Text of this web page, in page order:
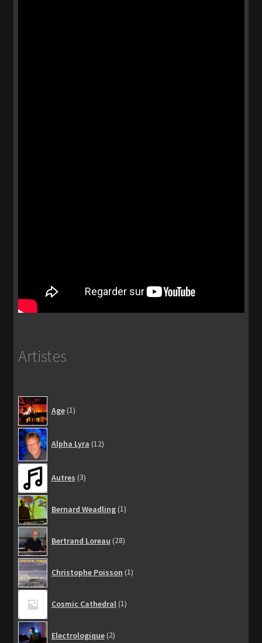
Artistes
Age 1produit
Alpha Lyra 12produits
Autres 3produits
Bernard Weadling 1produit
Bertrand Loreau 28produits
Christophe Poisson 1produit
Cosmic Cathedral 1produit
Electrologique 2produits